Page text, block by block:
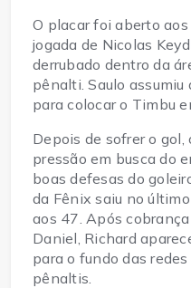
O placar foi aberto
jogada de Nicolas
derrubado dentro da
pênalti. Saulo
para colocar o Timbu
Depois de sofrer o gol,
pressão em busca do
boas defesas do
da Fênix saiu no
aos 47. Após
Daniel, Richard
para o fundo das
pênaltis.